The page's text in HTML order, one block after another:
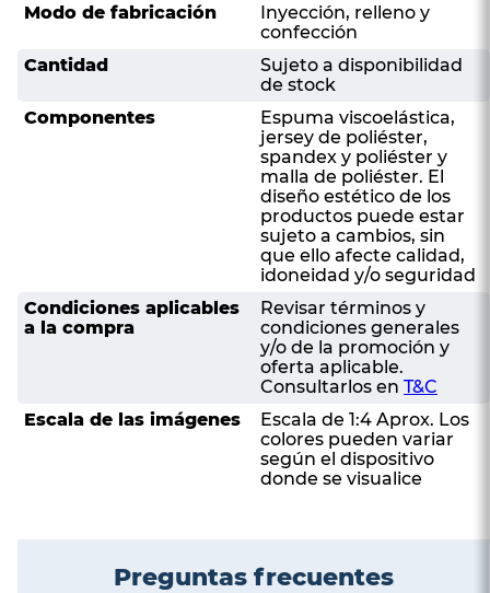
Modo de fabricación
Inyección, relleno y
confección
Cantidad
Sujeto a disponibilidad
de stock
Componentes
Espuma viscoelástica,
jersey de poliéster,
spandex y poliéster y
malla de poliéster. El
diseño estético de los
productos puede estar
sujeto a cambios, sin
que ello afecte calidad,
idoneidad y/o seguridad
Condiciones aplicables
a la compra
Revisar términos y
condiciones generales
y/o de la promoción y
oferta aplicable.
Consultarlos en T&C
Escala de las imágenes
Escala de 1:4 Aprox. Los
colores pueden variar
según el dispositivo
donde se visualice
Preguntas frecuentes